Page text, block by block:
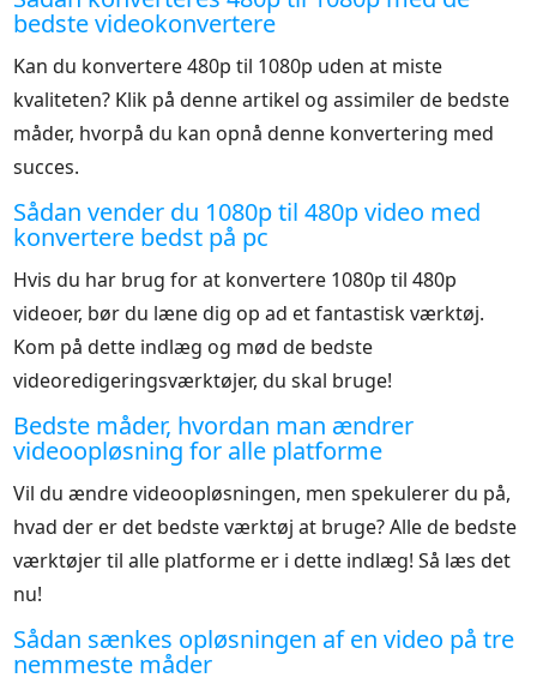
bedste videokonvertere
Kan du konvertere 480p til 1080p uden at miste
kvaliteten? Klik på denne artikel og assimiler de bedste
måder, hvorpå du kan opnå denne konvertering med
succes.
Sådan vender du 1080p til 480p video med
konvertere bedst på pc
Hvis du har brug for at konvertere 1080p til 480p
videoer, bør du læne dig op ad et fantastisk værktøj.
Kom på dette indlæg og mød de bedste
videoredigeringsværktøjer, du skal bruge!
Bedste måder, hvordan man ændrer
videoopløsning for alle platforme
Vil du ændre videoopløsningen, men spekulerer du på,
hvad der er det bedste værktøj at bruge? Alle de bedste
værktøjer til alle platforme er i dette indlæg! Så læs det
nu!
Sådan sænkes opløsningen af en video på tre
nemmeste måder